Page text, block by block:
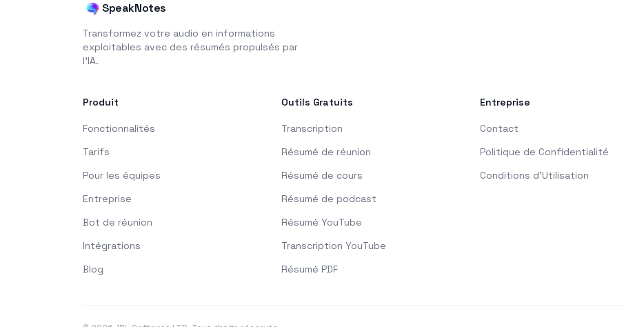
SpeakNotes
Transformez votre audio en informations
exploitables avec des résumés propulsés par
l'IA.
Produit
Fonctionnalités
Tarifs
Pour les équipes
Entreprise
Bot de réunion
Intégrations
Blog
Outils Gratuits
Transcription
Résumé de réunion
Résumé de cours
Résumé de podcast
Résumé YouTube
Transcription YouTube
Résumé PDF
Entreprise
Contact
Politique de Confidentialité
Conditions d'Utilisation